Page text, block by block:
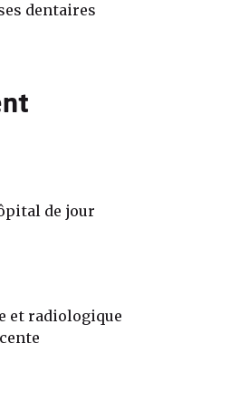
dentaires
de jour
et radiologique